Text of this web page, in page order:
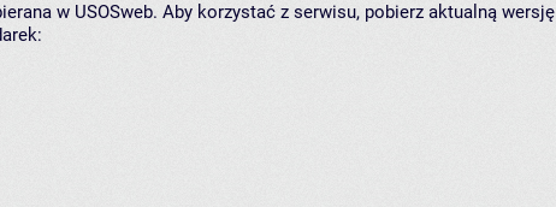
w USOSweb. Aby korzystać z serwisu, pobierz aktualną wersję